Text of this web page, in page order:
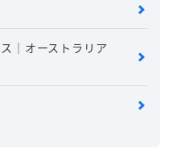
｜オーストラリア